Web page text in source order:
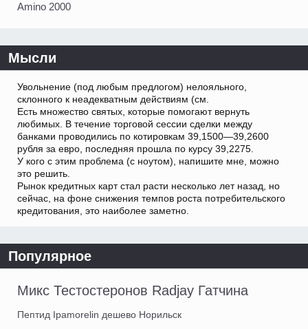
Amino 2000
Мысли
Увольнение (под любым предлогом) нелояльного,
склонного к неадекватным действиям (см.
Есть множество святых, которые помогают вернуть
любимых. В течение торговой сессии сделки между
банками проводились по котировкам 39,1500—39,2600
рубля за евро, последняя прошла по курсу 39,2275.
У кого с этим проблема (с ноутом), напишите мне, можно
это решить.
Рынок кредитных карт стал расти несколько лет назад, но
сейчас, на фоне снижения темпов роста потребительского
кредитования, это наиболее заметно.
Популярное
Микс Тестостеронов Radjay Гатчина
Пептид Ipamorelin дешево Норильск